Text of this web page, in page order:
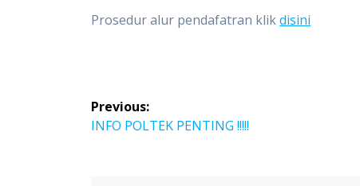
Prosedur alur pendafatran klikdisini
Post
navigation
Previous:
Previous
INFO POLTEK PENTING !!!!!